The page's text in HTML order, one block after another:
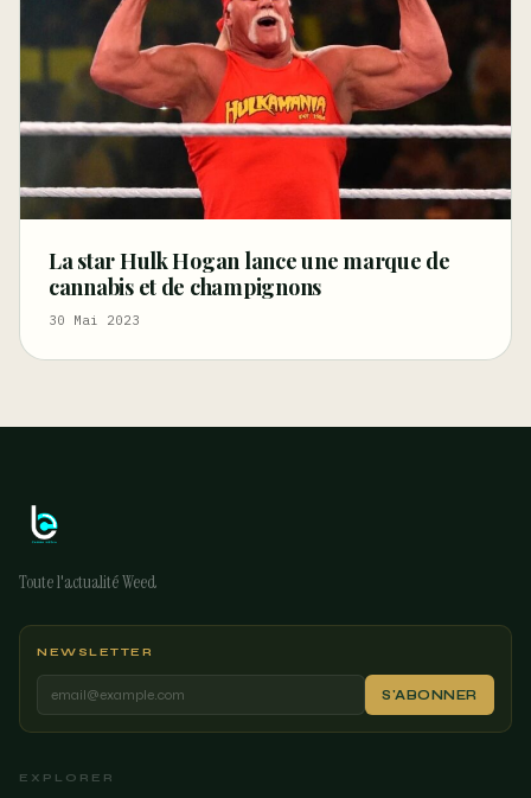
La star Hulk Hogan lance une marque de
cannabis et de champignons
30 Mai 2023
Toute l'actualité Weed
NEWSLETTER
S'ABONNER
EXPLORER